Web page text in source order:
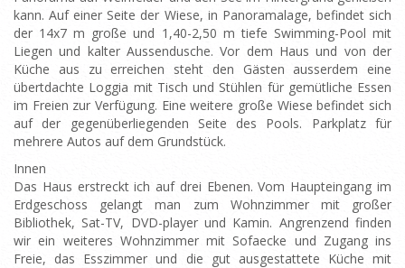
kann. Auf einer Seite der Wiese, in Panoramalage, befindet sich
der 14x7 m große und 1,40-2,50 m tiefe Swimming-Pool mit
Liegen und kalter Aussendusche. Vor dem Haus und von der
Küche aus zu erreichen steht den Gästen ausserdem eine
übertdachte Loggia mit Tisch und Stühlen für gemütliche Essen
im Freien zur Verfügung. Eine weitere große Wiese befindet sich
auf der gegenüberliegenden Seite des Pools. Parkplatz für
mehrere Autos auf dem Grundstück.
Innen
Das Haus erstreckt ich auf drei Ebenen. Vom Haupteingang im
Erdgeschoss gelangt man zum Wohnzimmer mit großer
Bibliothek, Sat-TV, DVD-player und Kamin. Angrenzend finden
wir ein weiteres Wohnzimmer mit Sofaecke und Zugang ins
Freie, das Esszimmer und die gut ausgestattete Küche mit